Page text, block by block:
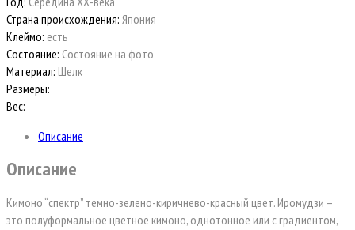
Страна происхождения: Япония
Клеймо: есть
Состояние: Состояние на фото
Материал: Шелк
Размеры:
Вес:
Описание
Описание
Кимоно “спектр” темно-зелено-киричнево-красный цвет. Иромудзи –
это полуформальное цветное кимоно, однотонное или с градиентом,